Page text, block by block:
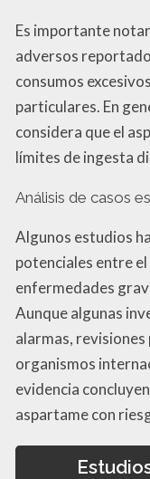
Es importante
adversos
consumos
particulares. En
considera que el
límites de ingesta
Análisis de casos
Algunos estudios
potenciales entre
enfermedades
Aunque algunas
alarmas,
organismos
evidencia
aspartame con